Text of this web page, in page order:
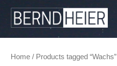
Home / Products tagged “Wachs”